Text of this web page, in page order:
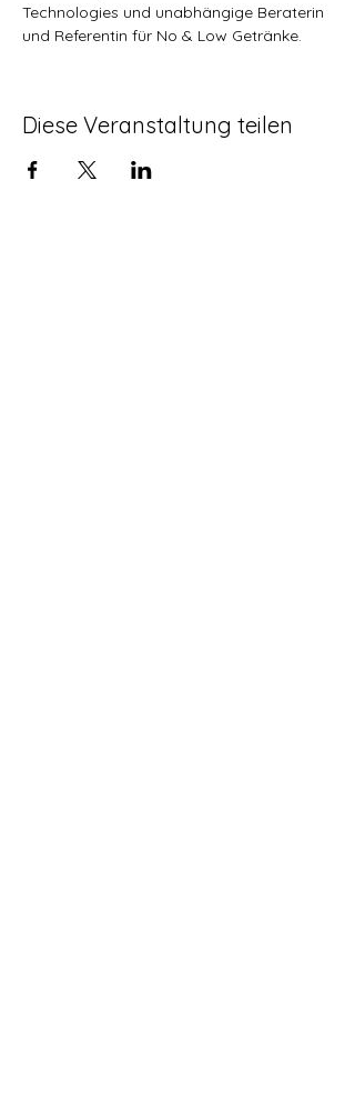
Technologies und unabhängige Beraterin
und Referentin für No & Low Getränke.
Diese Veranstaltung teilen